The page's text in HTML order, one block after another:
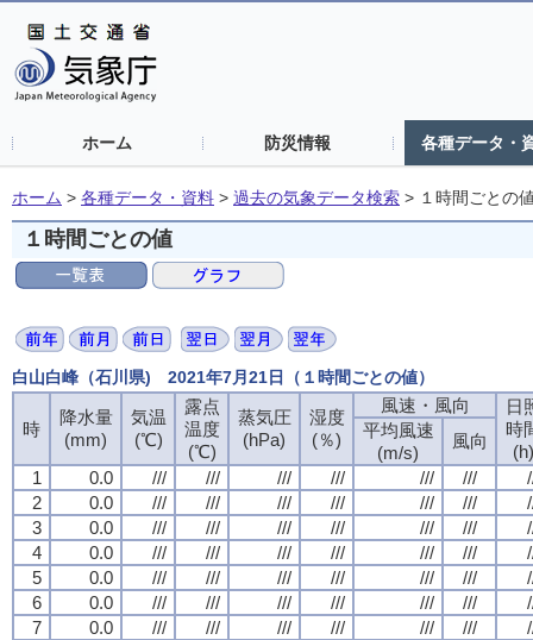
ホーム 防災情報 各種データ・
ホーム > 各種データ・資料 > 過去の気象データ検索 > １時間ごとの
１時間ごとの値
白山白峰（石川県) 2021年7月21日（１時間ごとの値）
時
降水量
(mm)
気温
(℃)
露点
温度
(℃)
蒸気圧
(hPa)
湿度
(％)
風速・風向
日
時
(h)
平均風速
(m/s)
風向
1
0.0 /// /// /// /// /// ///
2
0.0 /// /// /// /// /// ///
3
0.0 /// /// /// /// /// ///
4
0.0 /// /// /// /// /// ///
5
0.0 /// /// /// /// /// ///
6
0.0 /// /// /// /// /// ///
7
0.0 /// /// /// /// /// ///